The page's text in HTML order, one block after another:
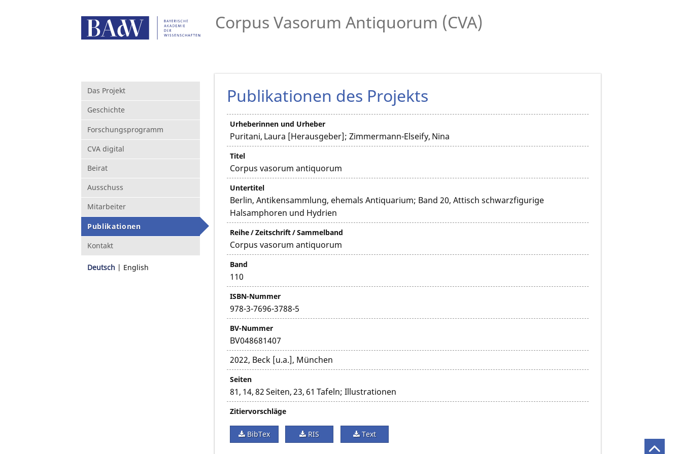
Corpus Vasorum Antiquorum (CVA)
Das Projekt
Geschichte
Forschungsprogramm
CVA digital
Beirat
Ausschuss
Mitarbeiter
Publikationen
Kontakt
Deutsch English
Publikationen des Projekts
Urheberinnen und Urheber
Puritani, Laura [Herausgeber]; Zimmermann-Elseify, Nina
Titel
Corpus vasorum antiquorum
Untertitel
Berlin, Antikensammlung, ehemals Antiquarium; Band 20, Attisch schwarzfigurige
Halsamphoren und Hydrien
Reihe / Zeitschrift / Sammelband
Corpus vasorum antiquorum
Band
110
ISBN-Nummer
978-3-7696-3788-5
BV-Nummer
BV048681407
2022, Beck [u.a.], München
Seiten
81, 14, 82 Seiten, 23, 61 Tafeln; Illustrationen
Zitiervorschläge
BibTex RIS Text